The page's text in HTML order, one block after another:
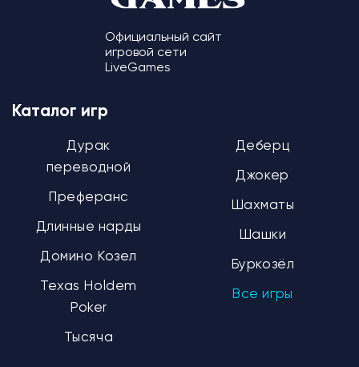
Официальный сайт
игровой сети
LiveGames
Каталог игр
Дурак
переводной
Преферанс
Длинные нарды
Домино Козел
Texas Holdem
Poker
Тысяча
Деберц
Джокер
Шахматы
Шашки
Буркозёл
Все игры